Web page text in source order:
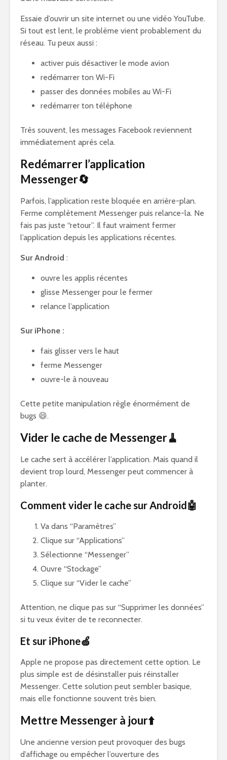
Essaie d’ouvrir un site internet ou une vidéo YouTube.
Si tout est lent, le problème vient probablement du
réseau. Tu peux aussi :
activer puis désactiver le mode avion
redémarrer ton Wi-Fi
passer des données mobiles au Wi-Fi
redémarrer ton téléphone
Très souvent, les messages Facebook reviennent
immédiatement après cela.
Redémarrer l’application
Messenger🔄
Parfois, l’application reste bloquée en arrière-plan.
Ferme complètement Messenger puis relance-la. Ne
fais pas juste “retour”. Il faut vraiment fermer
l’application depuis les applications récentes.
Sur Android :
ouvre les applis récentes
glisse Messenger pour le fermer
relance l’application
Sur iPhone :
fais glisser vers le haut
ferme Messenger
ouvre-le à nouveau
Cette petite manipulation règle énormément de
bugs 😄.
Vider le cache de Messenger🧹
Le cache sert à accélérer l’application. Mais quand il
devient trop lourd, Messenger peut commencer à
planter.
Comment vider le cache sur Android🤖
Va dans “Paramètres”
Clique sur “Applications”
Sélectionne “Messenger”
Ouvre “Stockage”
Clique sur “Vider le cache”
Attention, ne clique pas sur “Supprimer les données”
si tu veux éviter de te reconnecter.
Et sur iPhone🍏
Apple ne propose pas directement cette option. Le
plus simple est de désinstaller puis réinstaller
Messenger. Cette solution peut sembler basique,
mais elle fonctionne souvent très bien.
Mettre Messenger à jour⬆️
Une ancienne version peut provoquer des bugs
d’affichage ou empêcher l’ouverture des